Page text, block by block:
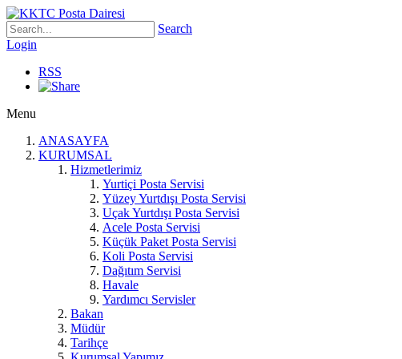
Search
Login
RSS
Menu
ANASAYFA
KURUMSAL
Hizmetlerimiz
Yurtiçi Posta Servisi
Yüzey Yurtdışı Posta Servisi
Uçak Yurtdışı Posta Servisi
Acele Posta Servisi
Küçük Paket Posta Servisi
Koli Posta Servisi
Dağıtım Servisi
Havale
Yardımcı Servisler
Bakan
Müdür
Tarihçe